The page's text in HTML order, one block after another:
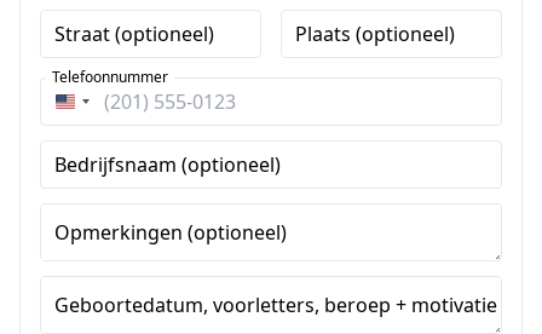
Straat (optioneel) Plaats (optioneel)
Verenigde
Staten
+1
Telefoonnummer
Bedrijfsnaam (optioneel)
Opmerkingen (optioneel)
Geboortedatum, voorletters, beroep + motivatie